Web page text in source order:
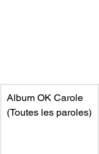
Album OK Carole
(Toutes les paroles)